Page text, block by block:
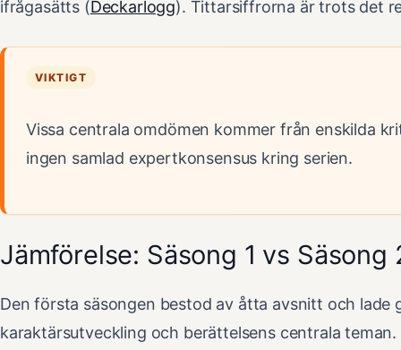
ifrågasätts (Deckarlogg). Tittarsiffrorna är trots det
VIKTIGT
Vissa centrala omdömen kommer från enskilda
ingen samlad expertkonsensus kring serien.
Jämförelse: Säsong 1 vs Säsong
Den första säsongen bestod av åtta avsnitt och lade
karaktärsutveckling och berättelsens centrala